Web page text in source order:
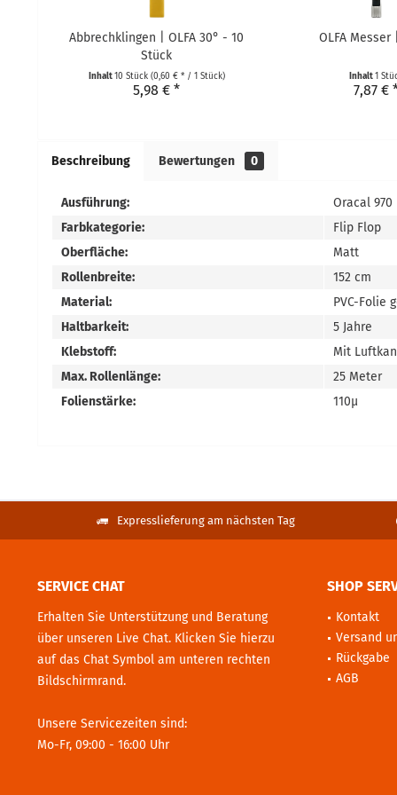
Abbrechklingen | OLFA 30° - 10
Stück
Inhalt10 Stück (0,60 € * / 1 Stück)
5,98 € *
OLFA Messer
Inhalt1
7,87 €
Beschreibung Bewertungen 0
Ausführung:
Oracal 970
Farbkategorie:
Flip Flop
Oberfläche:
Matt
Rollenbreite:
152 cm
Material:
PVC-Folie
Haltbarkeit:
5 Jahre
Klebstoff:
Mit
Max. Rollenlänge:
25 Meter
Folienstärke:
110µ
Expresslieferung am nächsten Tag
SERVICE CHAT
Erhalten Sie Unterstützung und Beratung
über unseren Live Chat. Klicken Sie hierzu
auf das Chat Symbol am unteren rechten
Bildschirmrand.
Unsere Servicezeiten sind:
Mo-Fr, 09:00 - 16:00 Uhr
SHOP
Kontakt
Versand
Rückgabe
AGB